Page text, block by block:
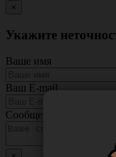
×
Укажите
Ваше имя
Ваш E-mail
Сообщение